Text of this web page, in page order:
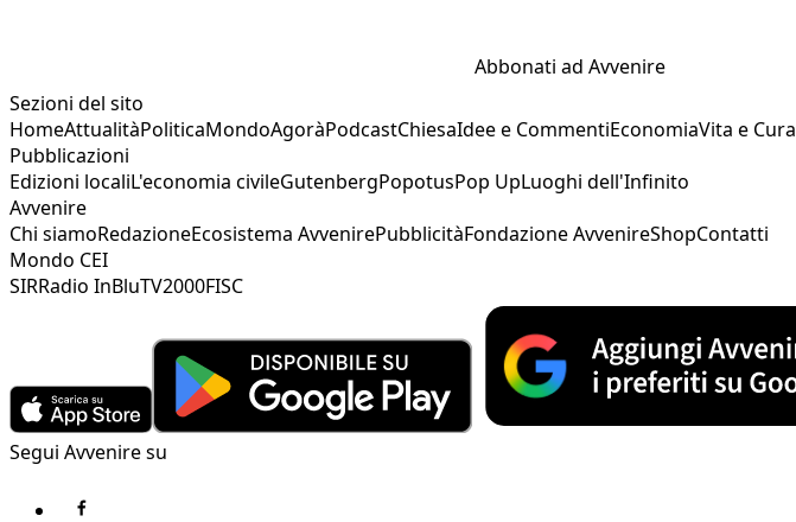
Abbonati ad Avvenire
Sezioni del sito
HomeAttualitàPoliticaMondoAgoràPodcastChiesaIdee e CommentiEconomiaVita e Cura
Pubblicazioni
Edizioni localiL'economia civileGutenbergPopotusPop UpLuoghi dell'Infinito
Avvenire
Chi siamoRedazioneEcosistema AvvenirePubblicitàFondazione AvvenireShopContatti
Mondo CEI
SIRRadio InBluTV2000FISC
Segui Avvenire su